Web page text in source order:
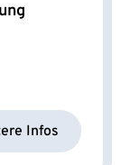
Infos